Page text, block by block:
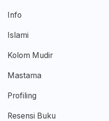
Info
Islami
Kolom Mudir
Mastama
Profiling
Resensi Buku